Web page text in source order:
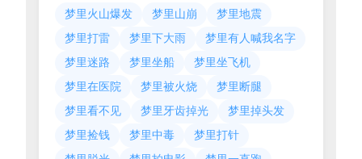
梦里火山爆发 梦里山崩
梦里地震
梦里打雷
梦里下大雨
梦里有人喊我名字
梦里迷路
梦里坐船
梦里坐飞机
梦里在医院
梦里被火烧
梦里断腿
梦里看不见
梦里牙齿掉光
梦里掉头发
梦里捡钱
梦里中毒
梦里打针